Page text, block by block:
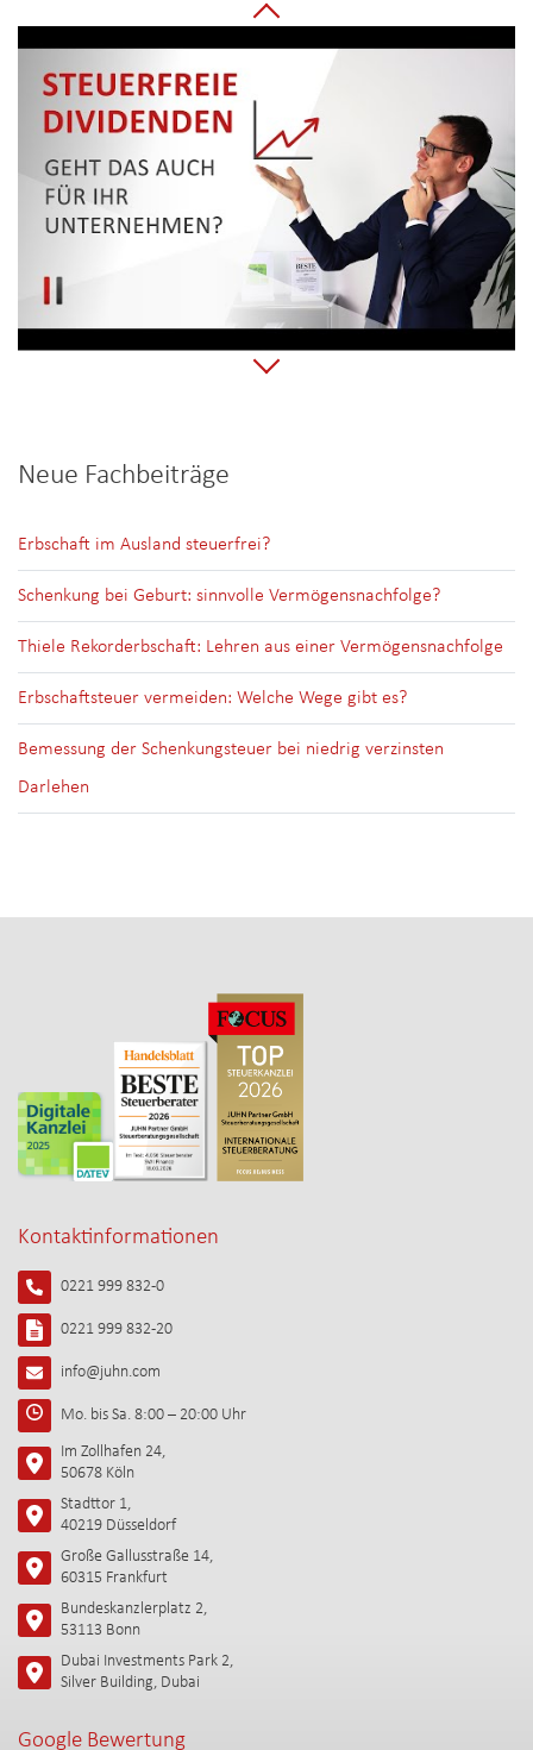
Neue Fachbeiträge
Erbschaft im Ausland steuerfrei?
Schenkung bei Geburt: sinnvolle Vermögensnachfolge?
Thiele Rekorderbschaft: Lehren aus einer Vermögensnachfolge
Erbschaftsteuer vermeiden: Welche Wege gibt es?
Bemessung der Schenkungsteuer bei niedrig verzinsten
Darlehen
Kontaktinformationen
0221 999 832-0
0221 999 832-20
info@juhn.com
Mo. bis Sa. 8:00 – 20:00 Uhr
Im Zollhafen 24,
50678 Köln
Stadttor 1,
40219 Düsseldorf
Große Gallusstraße 14,
60315 Frankfurt
Bundeskanzlerplatz 2,
53113 Bonn
Dubai Investments Park 2,
Silver Building, Dubai
Google Bewertung